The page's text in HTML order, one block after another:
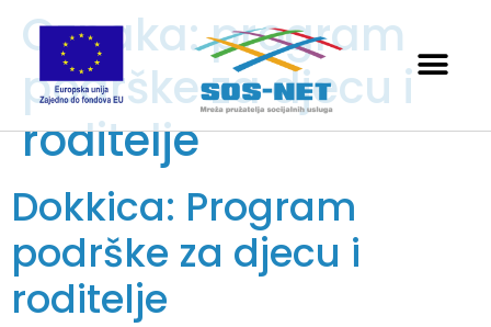
Oznaka:program
podrške za djecu i
roditelje
Dokkica: Program
podrške za djecu i
roditelje